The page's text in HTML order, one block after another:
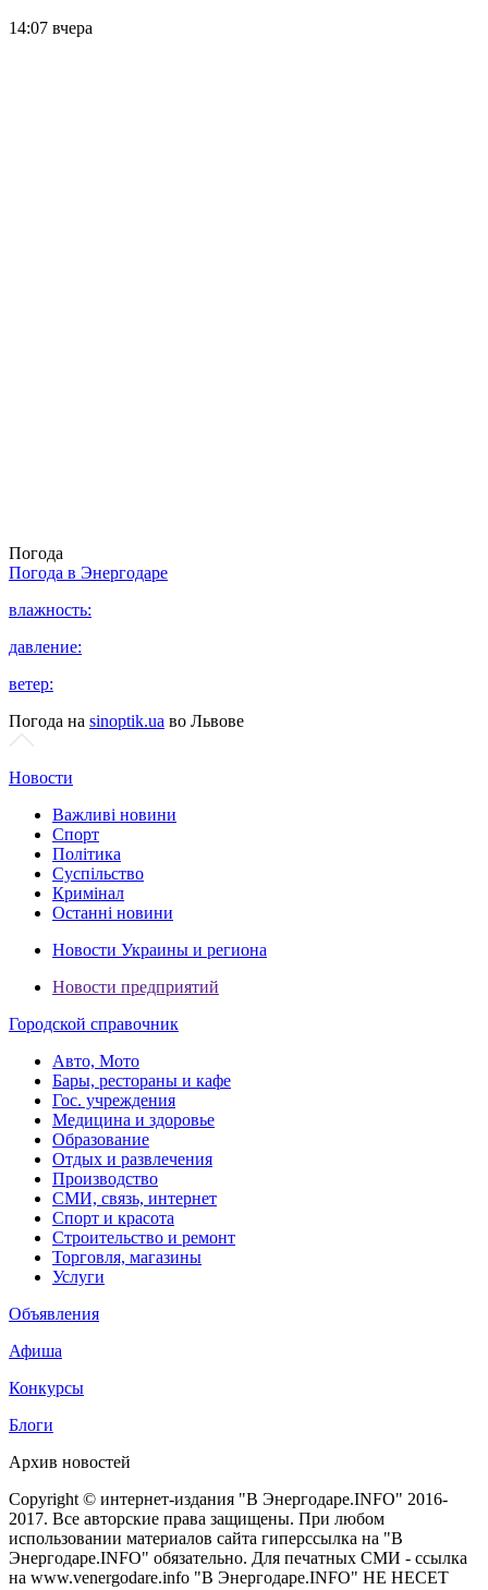
14:07 вчера
Погода
Погода в Энергодаре
влажность:
давление:
ветер:
Погода на sinoptik.ua во Львове
Новости
Важливі новини
Спорт
Політика
Суспільство
Кримінал
Останні новини
Новости Украины и региона
Новости предприятий
Городской справочник
Авто, Мото
Бары, рестораны и кафе
Гос. учреждения
Медицина и здоровье
Образование
Отдых и развлечения
Производство
СМИ, связь, интернет
Спорт и красота
Строительство и ремонт
Торговля, магазины
Услуги
Объявления
Афиша
Конкурсы
Блоги
Архив новостей
Copyright © интернет-издания "В Энергодаре.INFO" 2016-
2017. Все авторские права защищены. При любом
использовании материалов сайта гиперссылка на "В
Энергодаре.INFO" обязательно. Для печатных СМИ - ссылка
на www.venergodare.info "В Энергодаре.INFO" НЕ НЕСЕТ